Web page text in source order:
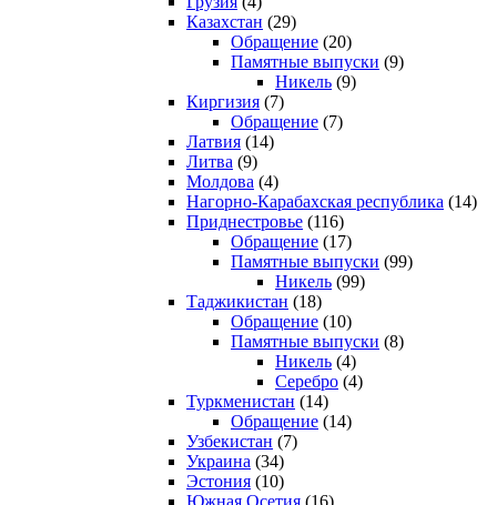
Казахстан (29)
Обращение (20)
Памятные выпуски (9)
Никель (9)
Киргизия (7)
Обращение (7)
Латвия (14)
Литва (9)
Молдова (4)
Нагорно-Карабахская республика (14)
Приднестровье (116)
Обращение (17)
Памятные выпуски (99)
Никель (99)
Таджикистан (18)
Обращение (10)
Памятные выпуски (8)
Никель (4)
Серебро (4)
Туркменистан (14)
Обращение (14)
Узбекистан (7)
Украина (34)
Эстония (10)
Южная Осетия (16)